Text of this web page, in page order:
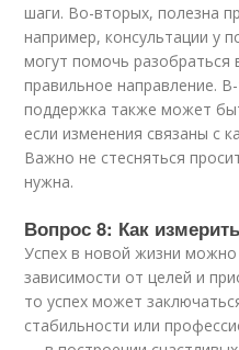
шаги. Во-вторых, полезна
например, консультации у
могут помочь разобраться
правильное направление.
поддержка также может
если изменения связаны с
Важно не стесняться
нужна.
Вопрос 8: Как
Успех в новой жизни
зависимости от целей и
то успех может
стабильности или